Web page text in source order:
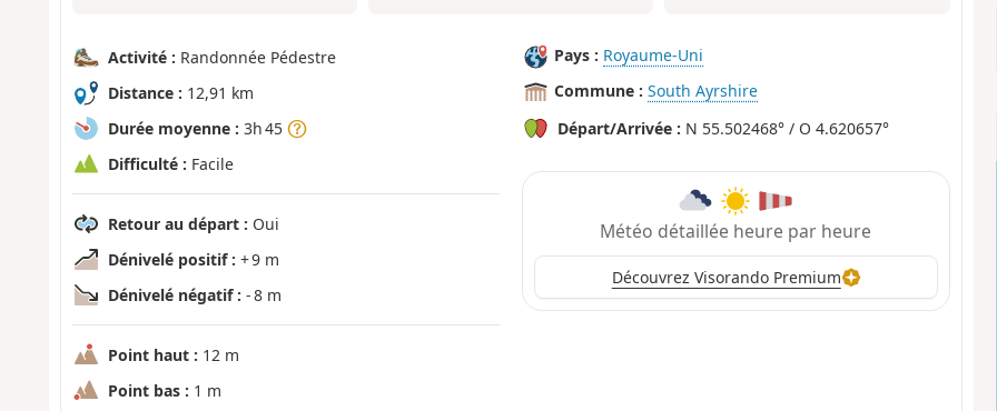
Activité : Randonnée Pédestre
Distance : 12,91 km
Durée moyenne : 3h 45
Difficulté : Facile
Retour au départ : Oui
Dénivelé positif : + 9 m
Dénivelé négatif : - 8 m
Point haut : 12 m
Point bas : 1 m
Pays : Royaume-Uni
Commune : South Ayrshire
Départ/Arrivée : N 55.502468° / O 4.620657°
Météo détaillée heure par heure
Découvrez Visorando Premium